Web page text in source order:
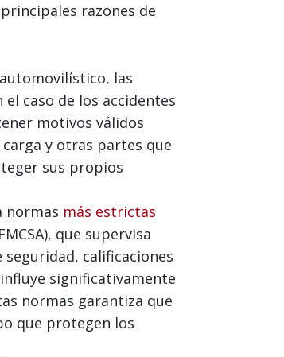
razones de
las
caso de los accidentes
motivos válidos
y otras partes que
sus propios
normas más estrictas
que supervisa
calificaciones
significativamente
normas garantiza que
que protegen los